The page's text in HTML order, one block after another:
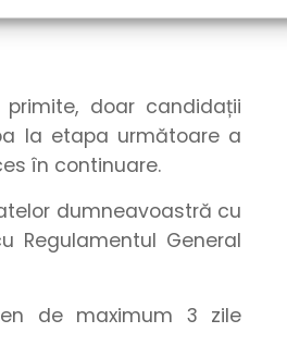
doar candidații
la etapa următoare a
în continuare.
dumneavoastră cu
Regulamentul General
de maximum 3 zile